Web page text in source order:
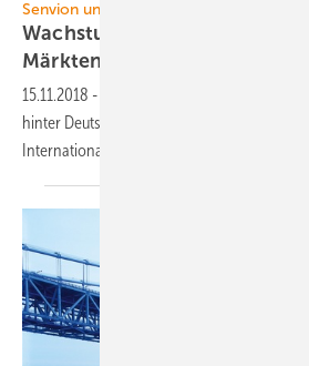
Senvion und Nordex
Wachstum dank
Märkten
15.11.2018 -
hinter Deutschlandmarktführer Enercon
Internationalisierungskursen